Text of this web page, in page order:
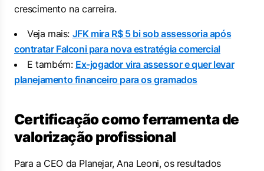
crescimento na carreira.
Veja mais: JFK mira R$ 5 bi sob assessoria após
contratar Falconi para nova estratégia comercial
E também: Ex-jogador vira assessor e quer levar
planejamento financeiro para os gramados
Certificação como ferramenta de
valorização profissional
Para a CEO da Planejar, Ana Leoni, os resultados